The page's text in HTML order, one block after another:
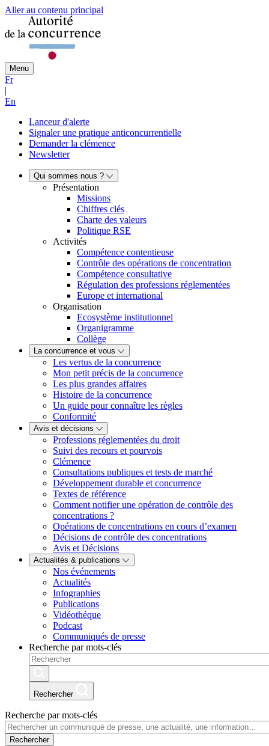
Aller au contenu principal
Menu
Fr
|
En
Lanceur d'alerte
Signaler une pratique anticoncurrentielle
Demander la clémence
Newsletter
Qui sommes nous ?
Présentation
Missions
Chiffres clés
Charte des valeurs
Politique RSE
Activités
Compétence contentieuse
Contrôle des opérations de concentration
Compétence consultative
Régulation des professions réglementées
Europe et international
Organisation
Ecosystème institutionnel
Organigramme
Collège
La concurrence et vous
Les vertus de la concurrence
Mon petit précis de la concurrence
Les plus grandes affaires
Histoire de la concurrence
Un guide pour connaître les règles
Conformité
Avis et décisions
Professions réglementées du droit
Suivi des recours et pourvois
Clémence
Consultations publiques et tests de marché
Développement durable et concurrence
Textes de référence
Comment notifier une opération de contrôle des
concentrations ?
Opérations de concentrations en cours d’examen
Décisions de contrôle des concentrations
Avis et Décisions
Actualités & publications
Nos événements
Actualités
Infographies
Publications
Vidéothéque
Podcast
Communiqués de presse
Recherche par mots-clés
Rechercher
Recherche par mots-clés
Rechercher